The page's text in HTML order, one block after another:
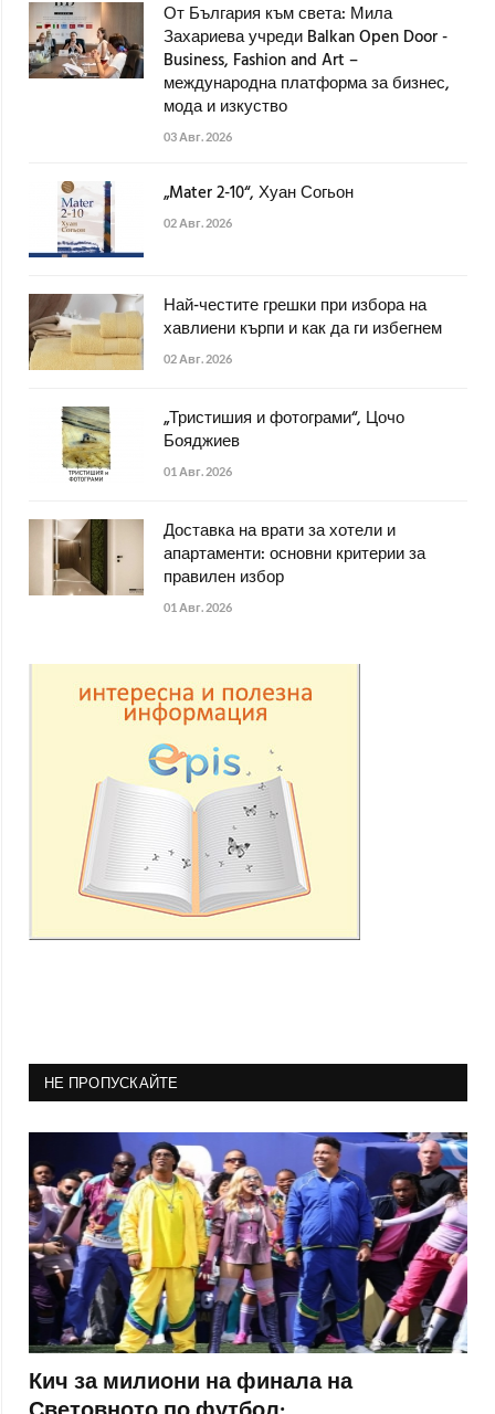
От България към света: Мила
Захариева учреди Balkan Open Door -
Business, Fashion and Art –
международна платформа за бизнес,
мода и изкуство
03 Авг. 2026
„Mater 2-10“, Хуан Согьон
02 Авг. 2026
Най-честите грешки при избора на
хавлиени кърпи и как да ги избегнем
02 Авг. 2026
„Тристишия и фотограми“, Цочо
Бояджиев
01 Авг. 2026
Доставка на врати за хотели и
апартаменти: основни критерии за
правилен избор
01 Авг. 2026
НЕ ПРОПУСКАЙТЕ
Кич за милиони на финала на